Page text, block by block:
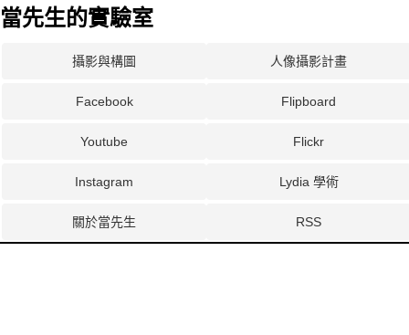
當先生的實驗室
攝影與構圖 人像攝影計畫
Facebook Flipboard
Youtube Flickr
Instagram Lydia 學術
關於當先生 RSS